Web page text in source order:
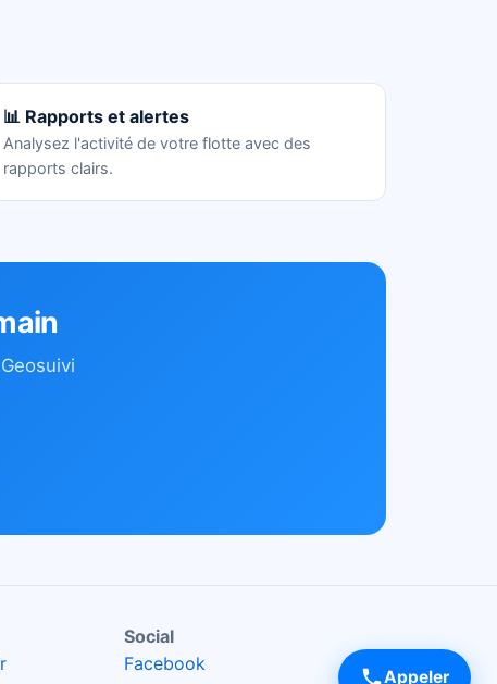
Appeler
📊 Rapports et alertes
Analysez l'activité de votre flotte avec des
rapports clairs.
Social
Facebook